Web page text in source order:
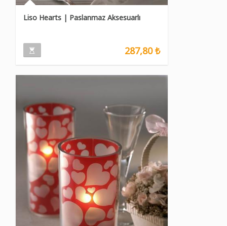
Liso Hearts | Paslanmaz Aksesuarlı
287,80 ₺